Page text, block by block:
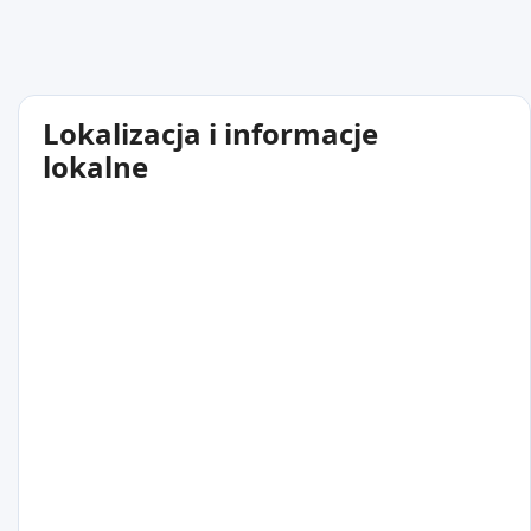
Lokalizacja i informacje
lokalne